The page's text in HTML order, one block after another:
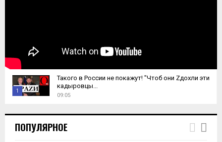
1
h
u
Такого в России не покажут! "Чтоб они Zдохли эти
кадыровцы...
09:05
ПОПУЛЯРНОЕ